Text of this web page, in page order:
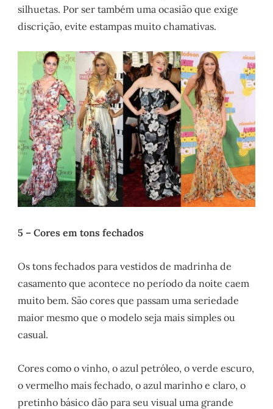
silhuetas. Por ser também uma ocasião que exige
discrição, evite estampas muito chamativas.
5 – Cores em tons fechados
Os tons fechados para vestidos de madrinha de
casamento que acontece no período da noite caem
muito bem. São cores que passam uma seriedade
maior mesmo que o modelo seja mais simples ou
casual.
Cores como o vinho, o azul petróleo, o verde escuro,
o vermelho mais fechado, o azul marinho e claro, o
pretinho básico dão para seu visual uma grande